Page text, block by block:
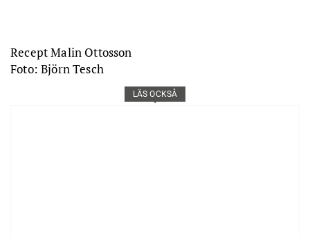
Recept Malin Ottosson
Foto: Björn Tesch
LÄS OCKSÅ